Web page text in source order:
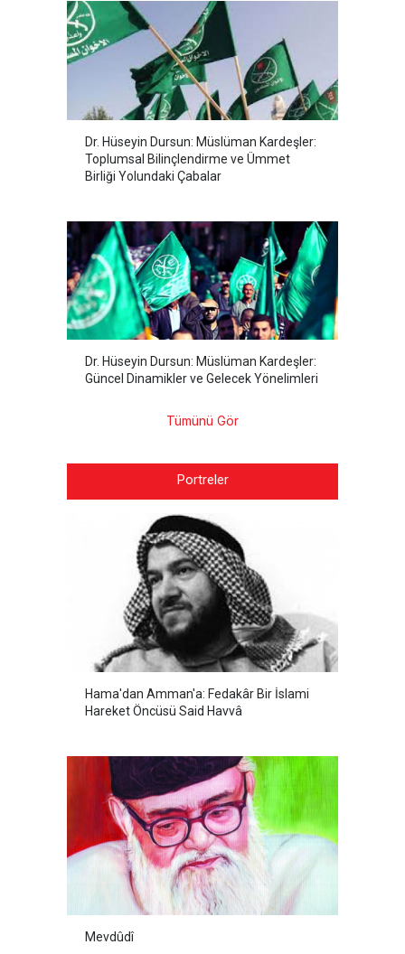
Dr. Hüseyin Dursun: Müslüman Kardeşler:
Toplumsal Bilinçlendirme ve Ümmet
Birliği Yolundaki Çabalar
Dr. Hüseyin Dursun: Müslüman Kardeşler:
Güncel Dinamikler ve Gelecek Yönelimleri
Tümünü Gör
Portreler
Hama'dan Amman'a: Fedakâr Bir İslami
Hareket Öncüsü Said Havvâ
Mevdûdî